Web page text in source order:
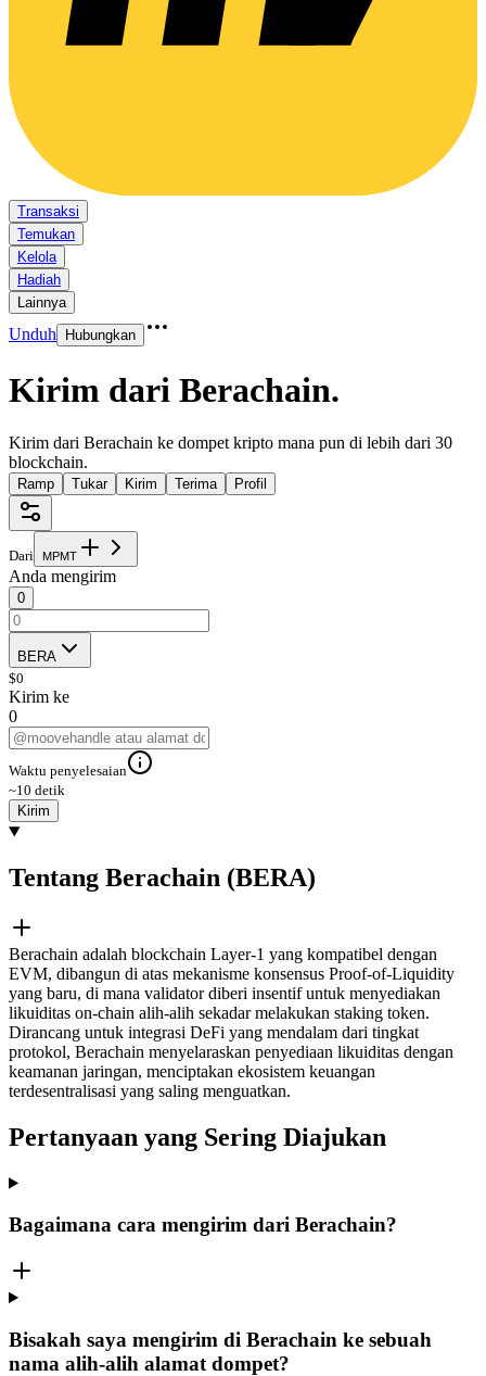
Transaksi
Temukan
Kelola
Hadiah
Lainnya
Unduh Hubungkan
Kirim dari Berachain.
Kirim dari Berachain ke dompet kripto mana pun di lebih dari 30
blockchain.
Ramp Tukar Kirim Terima Profil
Dari MPMT
Anda mengirim
0
BERA
$0
Kirim ke
0
Waktu penyelesaian
~10 detik
Kirim
Tentang Berachain (BERA)
Berachain adalah blockchain Layer-1 yang kompatibel dengan
EVM, dibangun di atas mekanisme konsensus Proof-of-Liquidity
yang baru, di mana validator diberi insentif untuk menyediakan
likuiditas on-chain alih-alih sekadar melakukan staking token.
Dirancang untuk integrasi DeFi yang mendalam dari tingkat
protokol, Berachain menyelaraskan penyediaan likuiditas dengan
keamanan jaringan, menciptakan ekosistem keuangan
terdesentralisasi yang saling menguatkan.
Pertanyaan yang Sering Diajukan
Bagaimana cara mengirim dari Berachain?
Bisakah saya mengirim di Berachain ke sebuah
nama alih-alih alamat dompet?